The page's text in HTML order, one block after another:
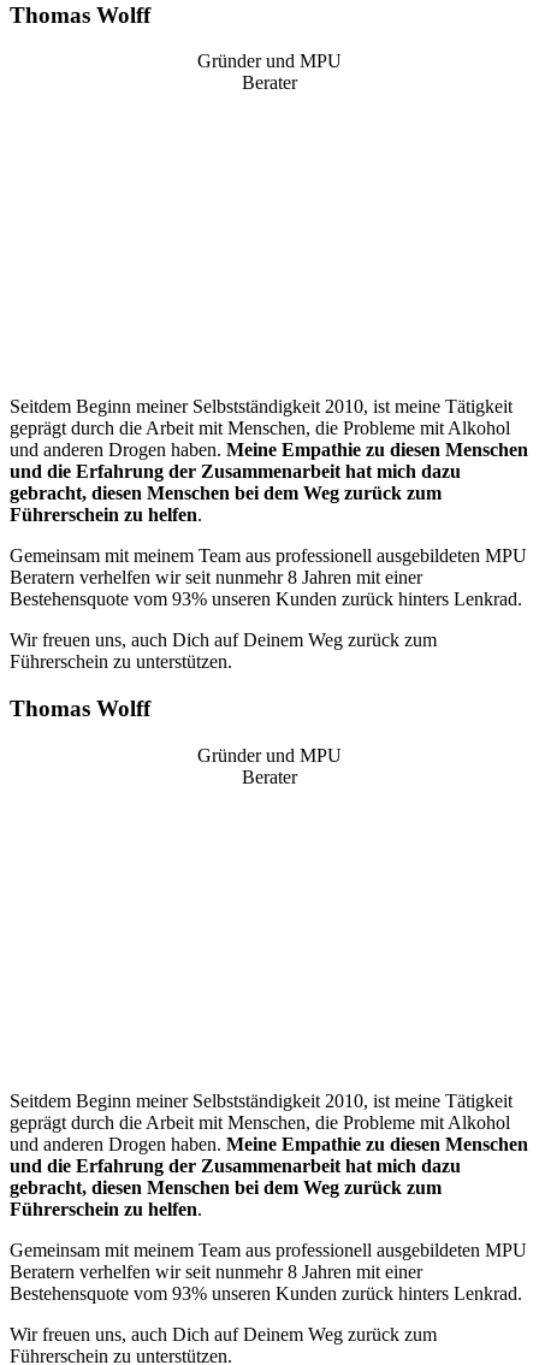
Thomas Wolff
Gründer und MPU
Berater
Seitdem Beginn meiner Selbstständigkeit 2010, ist meine Tätigkeit
geprägt durch die Arbeit mit Menschen, die Probleme mit Alkohol
und anderen Drogen haben. Meine Empathie zu diesen Menschen
und die Erfahrung der Zusammenarbeit hat mich dazu
gebracht, diesen Menschen bei dem Weg zurück zum
Führerschein zu helfen.
Gemeinsam mit meinem Team aus professionell ausgebildeten MPU
Beratern verhelfen wir seit nunmehr 8 Jahren mit einer
Bestehensquote vom 93% unseren Kunden zurück hinters Lenkrad.
Wir freuen uns, auch Dich auf Deinem Weg zurück zum
Führerschein zu unterstützen.
Thomas Wolff
Gründer und MPU
Berater
Seitdem Beginn meiner Selbstständigkeit 2010, ist meine Tätigkeit
geprägt durch die Arbeit mit Menschen, die Probleme mit Alkohol
und anderen Drogen haben. Meine Empathie zu diesen Menschen
und die Erfahrung der Zusammenarbeit hat mich dazu
gebracht, diesen Menschen bei dem Weg zurück zum
Führerschein zu helfen.
Gemeinsam mit meinem Team aus professionell ausgebildeten MPU
Beratern verhelfen wir seit nunmehr 8 Jahren mit einer
Bestehensquote vom 93% unseren Kunden zurück hinters Lenkrad.
Wir freuen uns, auch Dich auf Deinem Weg zurück zum
Führerschein zu unterstützen.